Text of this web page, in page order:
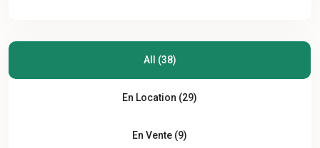
All (38)
En Location (29)
En Vente (9)